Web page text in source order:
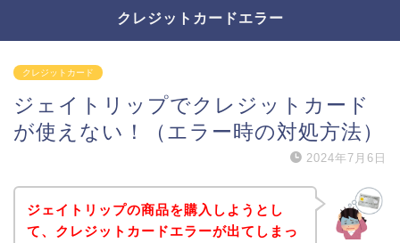
クレジットカードエラー
クレジットカード
ジェイトリップでクレジットカード
が使えない！（エラー時の対処方法）
2024年7月6日
ジェイトリップの商品を購入しようとし
て、クレジットカードエラーが出てしまっ